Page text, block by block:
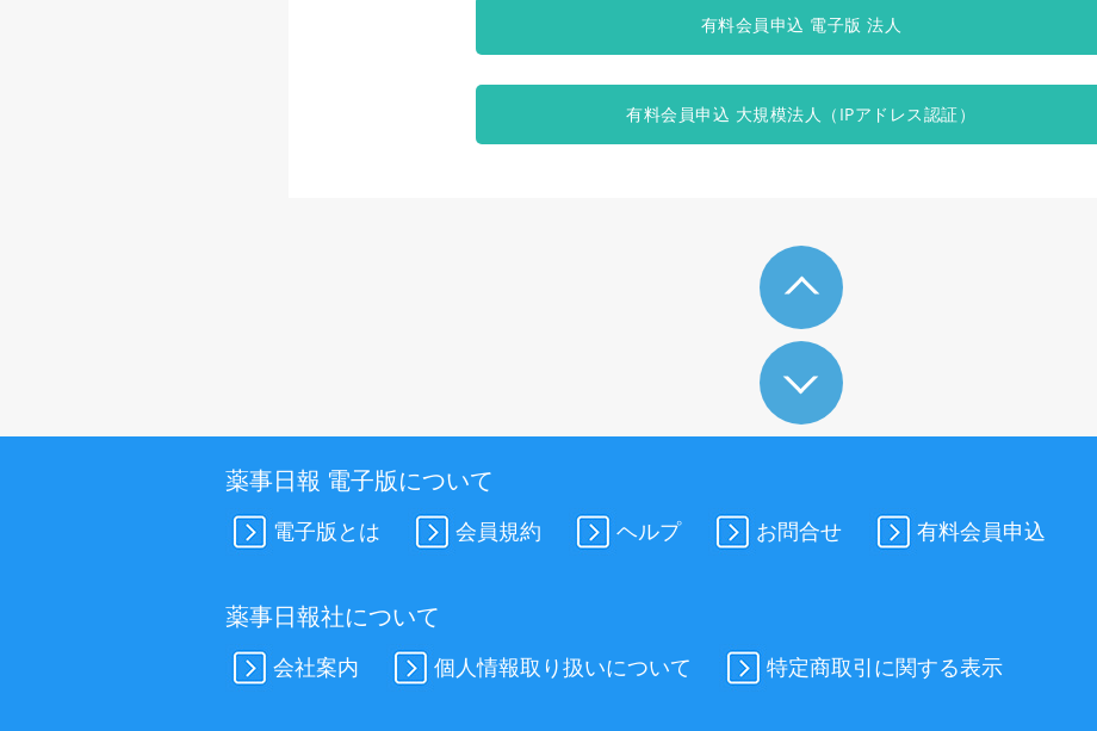
有料会員申込 電子版 法人
有料会員申込 大規模法人（IPアドレス認証）
薬事日報 電子版について
電子版とは 会員規約 ヘルプ お問合せ 有料会員申込
薬事日報社について
会社案内 個人情報取り扱いについて 特定商取引に関する表示